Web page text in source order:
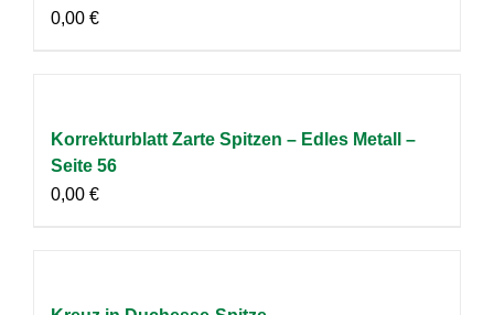
0,00 €
Korrekturblatt Zarte Spitzen – Edles Metall –
Seite 56
0,00 €